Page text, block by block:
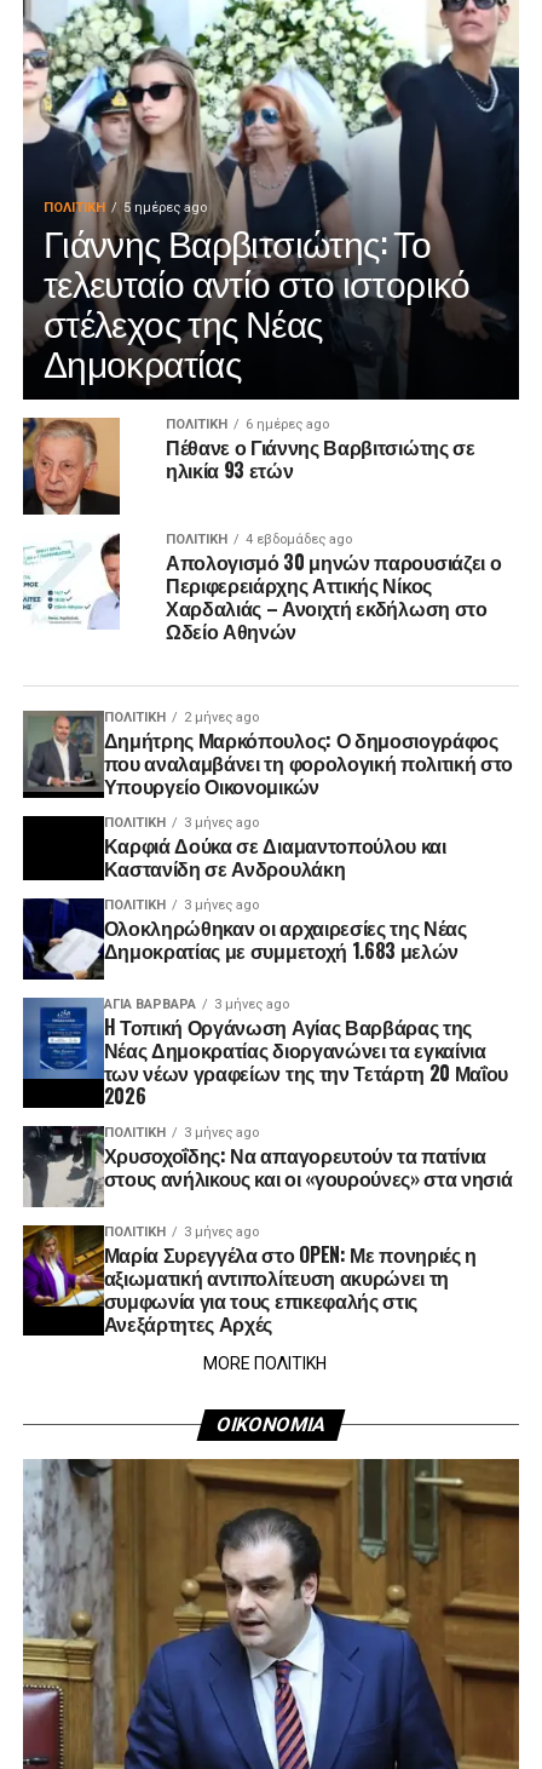
ΠΟΛΙΤΙΚΉ 5 ημέρες ago
Γιάννης Βαρβιτσιώτης: Το
τελευταίο αντίο στο ιστορικό
στέλεχος της Νέας
Δημοκρατίας
ΠΟΛΙΤΙΚΉ 6 ημέρες ago
Πέθανε ο Γιάννης Βαρβιτσιώτης σε
ηλικία 93 ετών
ΠΟΛΙΤΙΚΉ 4 εβδομάδες ago
Απολογισμό 30 μηνών παρουσιάζει ο
Περιφερειάρχης Αττικής Νίκος
Χαρδαλιάς – Ανοιχτή εκδήλωση στο
Ωδείο Αθηνών
ΠΟΛΙΤΙΚΉ 2 μήνες ago
Δημήτρης Μαρκόπουλος: Ο δημοσιογράφος
που αναλαμβάνει τη φορολογική πολιτική στο
Υπουργείο Οικονομικών
ΠΟΛΙΤΙΚΉ 3 μήνες ago
Καρφιά Δούκα σε Διαμαντοπούλου και
Καστανίδη σε Ανδρουλάκη
ΠΟΛΙΤΙΚΉ 3 μήνες ago
Ολοκληρώθηκαν οι αρχαιρεσίες της Νέας
Δημοκρατίας με συμμετοχή 1.683 μελών
ΑΓΙΑ ΒΑΡΒΑΡΑ 3 μήνες ago
H Τοπική Οργάνωση Αγίας Βαρβάρας της
Νέας Δημοκρατίας διοργανώνει τα εγκαίνια
των νέων γραφείων της την Τετάρτη 20 Μαΐου
2026
ΠΟΛΙΤΙΚΉ 3 μήνες ago
Χρυσοχοΐδης: Να απαγορευτούν τα πατίνια
στους ανήλικους και οι «γουρούνες» στα νησιά
ΠΟΛΙΤΙΚΉ 3 μήνες ago
Μαρία Συρεγγέλα στο OPEN: Με πονηριές η
αξιωματική αντιπολίτευση ακυρώνει τη
συμφωνία για τους επικεφαλής στις
Ανεξάρτητες Αρχές
MORE ΠΟΛΙΤΙΚΗ
ΟΙΚΟΝΟΜΙΑ